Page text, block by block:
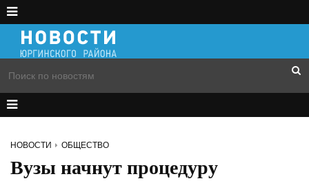
НОВОСТИ ОБЩЕСТВО
Вузы начнут процедуру